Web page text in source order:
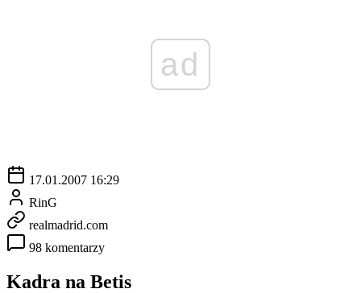
ad
17.01.2007 16:29
RinG
realmadrid.com
98 komentarzy
Kadra na Betis